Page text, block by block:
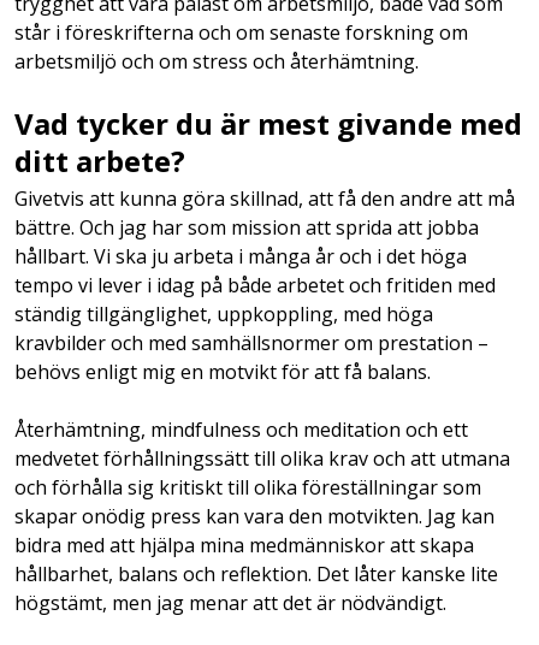
står i föreskrifterna och om senaste forskning om
arbetsmiljö och om stress och återhämtning.
Vad tycker du är mest givande med
ditt arbete?
Givetvis att kunna göra skillnad, att få den andre att må
bättre. Och jag har som mission att sprida att jobba
hållbart. Vi ska ju arbeta i många år och i det höga
tempo vi lever i idag på både arbetet och fritiden med
ständig tillgänglighet, uppkoppling, med höga
kravbilder och med samhällsnormer om prestation –
behövs enligt mig en motvikt för att få balans.
Återhämtning, mindfulness och meditation och ett
medvetet förhållningssätt till olika krav och att utmana
och förhålla sig kritiskt till olika föreställningar som
skapar onödig press kan vara den motvikten. Jag kan
bidra med att hjälpa mina medmänniskor att skapa
hållbarhet, balans och reflektion. Det låter kanske lite
högstämt, men jag menar att det är nödvändigt.